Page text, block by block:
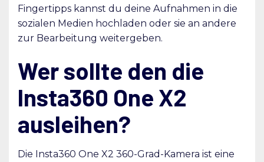
Fingertipps kannst du deine Aufnahmen in die
sozialen Medien hochladen oder sie an andere
zur Bearbeitung weitergeben.
Wer sollte den die
Insta360 One X2
ausleihen?
Die Insta360 One X2 360-Grad-Kamera ist eine